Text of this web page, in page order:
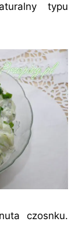
typu
czosnku.